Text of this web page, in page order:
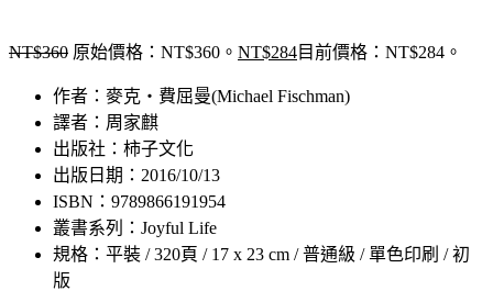
NT$360 原始價格：NT$360。 NT$284目前價格：NT$284。
作者：麥克‧費屈曼(Michael Fischman)
譯者：周家麒
出版社：柿子文化
出版日期：2016/10/13
ISBN：9789866191954
叢書系列：Joyful Life
規格：平裝 / 320頁 / 17 x 23 cm / 普通級 / 單色印刷 / 初
版